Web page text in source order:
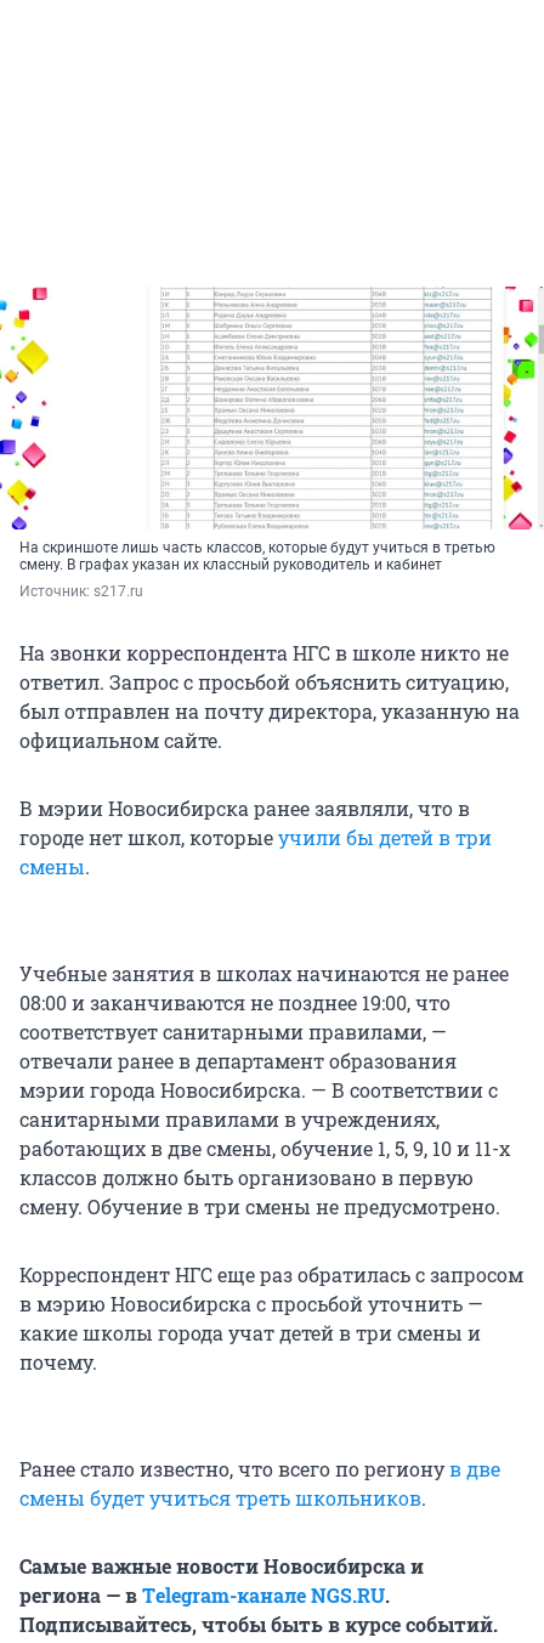
На скриншоте лишь часть классов, которые будут учиться в третью
смену. В графах указан их классный руководитель и кабинет
Источник: s217.ru
На звонки корреспондента НГС в школе никто не
ответил. Запрос с просьбой объяснить ситуацию,
был отправлен на почту директора, указанную на
официальном сайте.
В мэрии Новосибирска ранее заявляли, что в
городе нет школ, которыеучили бы детей в три
смены.
Учебные занятия в школах начинаются не ранее
08:00 и заканчиваются не позднее 19:00, что
соответствует санитарными правилами, —
отвечали ранее в департамент образования
мэрии города Новосибирска. — В соответствии с
санитарными правилами в учреждениях,
работающих в две смены, обучение 1, 5, 9, 10 и 11-х
классов должно быть организовано в первую
смену. Обучение в три смены не предусмотрено.
Корреспондент НГС еще раз обратилась с запросом
в мэрию Новосибирска с просьбой уточнить —
какие школы города учат детей в три смены и
почему.
Ранее стало известно, что всего по регионув две
смены будет учиться треть школьников.
Самые важные новости Новосибирска и
региона — вТelegram-канале NGS.RU.
Подписывайтесь, чтобы быть в курсе событий.